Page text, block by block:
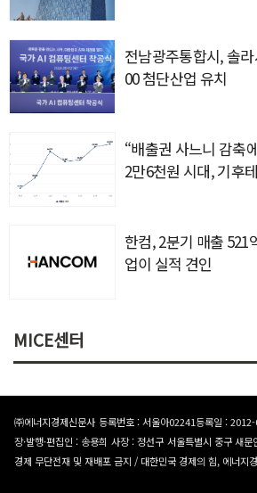
전남광주통합시, 솔
00 첨단산업 유치
“배출권 사느니 감축
2만6천원 시대, 기후
한컴, 2분기 매출 521
업이 실적 견인
MICE센터
㈜에너지경제신문사 등록번호 : 서울아02241등록일 :
장·발행·편집인 : 송용희 사장 : 정선구 서울특별시 중구 새
경제 무단전재 및 재배포 금지 / 대한민국 경제의 힘, 에너지